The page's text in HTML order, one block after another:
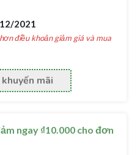
2021
điều khoản giảm giá và mua
mãi
ngay ₫10.000 cho đơn